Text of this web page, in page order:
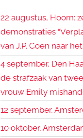
n
a
a
r
:
22 augustus, Hoorn:
demonstraties
van J.P. Coen naar
4 september, Den
de strafzaak van
vrouw Emily
12 september,
10 oktober,